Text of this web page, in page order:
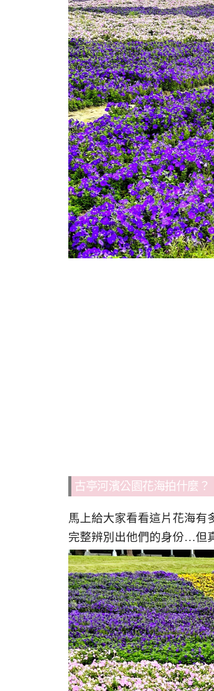
古亭河濱公園花海拍什麼？
馬上給大家看看這片花海有
完整辨別出他們的身份…但